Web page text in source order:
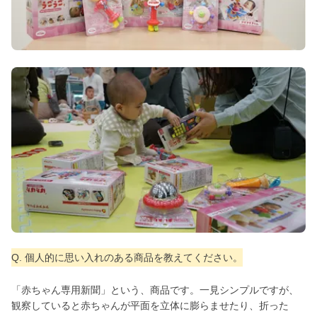
Q. 個人的に思い入れのある商品を教えてください。
「赤ちゃん専用新聞」という、商品です。一見シンプルですが、
観察していると赤ちゃんが平面を立体に膨らませたり、折った